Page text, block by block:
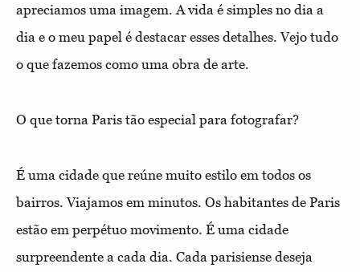
apreciamos uma imagem. A vida é simples no dia a
dia e o meu papel é destacar esses detalhes. Vejo tudo
o que fazemos como uma obra de arte.
O que torna Paris tão especial para fotografar?
É uma cidade que reúne muito estilo em todos os
bairros. Viajamos em minutos. Os habitantes de Paris
estão em perpétuo movimento. É uma cidade
surpreendente a cada dia. Cada parisiense deseja